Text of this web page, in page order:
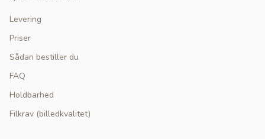
Levering
Priser
Sådan bestiller du
FAQ
Holdbarhed
Filkrav (billedkvalitet)